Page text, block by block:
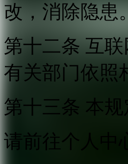
改，消除隐患
第十二条 互
有关部门依照
第十三条 本
请前往个人中